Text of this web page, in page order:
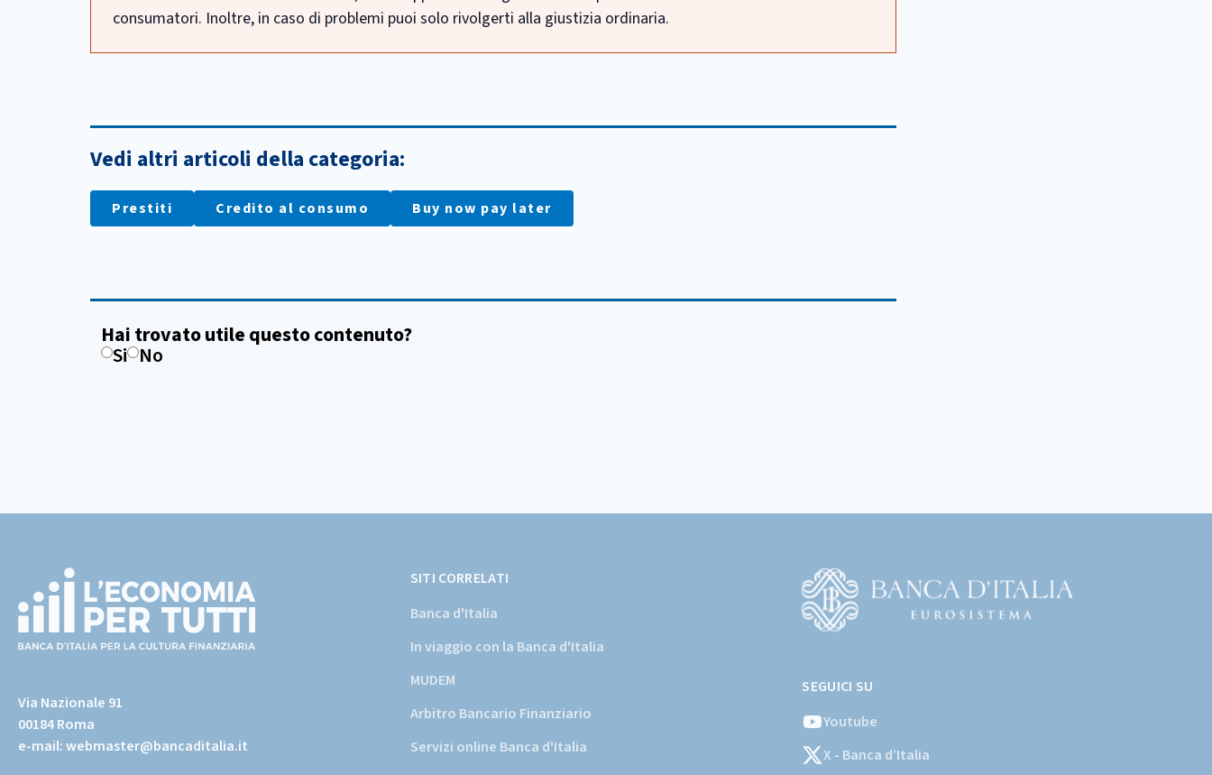
consumatori. Inoltre, in caso di problemi puoi solo rivolgerti alla giustizia ordinaria.
Vedi altri articoli della categoria:
Prestiti Credito al consumo Buy now pay later
Hai trovato utile questo contenuto?
Si No
page)
Via Nazionale 91
00184 Roma
e-mail:webmaster@bancaditalia.it
SITI CORRELATI
Banca d'Italia
In viaggio con la Banca d'Italia
MUDEM
Arbitro Bancario Finanziario
Servizi online Banca d'Italia
sito
istituzionale
Banca
SEGUICI SU
Youtube
X - Banca d’Italia